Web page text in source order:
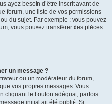
ayez besoin d’être inscrit avant de
forum, une liste de vos permissions
du sujet. Par exemple : vous pouvez
vous pouvez transférer des pièces
un message ?
ou un modérateur du forum,
vos propres messages. Vous
cliquant le bouton adéquat, parfois
initial ait été publié. Si